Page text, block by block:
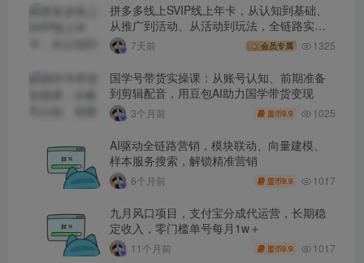
拼多多线上SVIP线上年卡，从认知到基础、
从推广到活动、从活动到玩法，全链路实战
(260730)
7天前 会员专属 1325
国学号带货实操课：从账号认知、前期准备
到剪辑配音，用豆包AI助力国学带货变现
3个月前 盟币9.9 1025
AI驱动全链路营销，模块联动、向量建模、
样本服务搜索，解锁精准营销
6个月前 盟币9.9 1017
九月风口项目，支付宝分成代运营，长期稳
定收入，零门槛单号每月1w＋
11个月前 盟币9.9 1017